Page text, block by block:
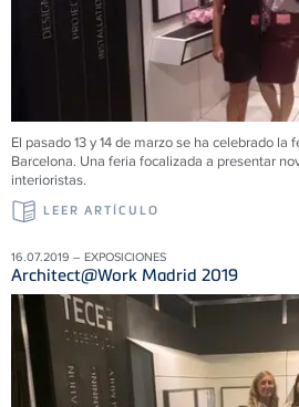
El pasado 13 y 14 de marzo se ha celebrado
Barcelona. Una feria focalizada a presentar
interioristas.
LEER ARTÍCULO
16.07.2019 – EXPOSICIONES
Architect@Work Madrid 2019